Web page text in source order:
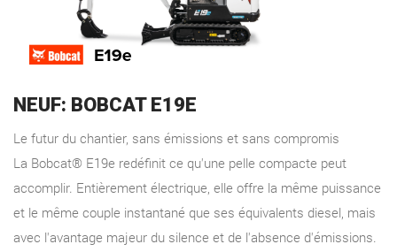
NEUF: BOBCAT E19E
Le futur du chantier, sans émissions et sans compromis
La Bobcat® E19e redéfinit ce qu'une pelle compacte peut
accomplir. Entièrement électrique, elle offre la même puissance
et le même couple instantané que ses équivalents diesel, mais
avec l'avantage majeur du silence et de l'absence d'émissions.